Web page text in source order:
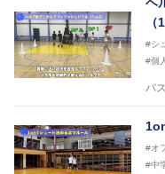
2016年
2016年男
2017年
2017年
2017年男
2018年
2018年
2018年
2018年～
（
#シ
#個
バ
#オ
#中